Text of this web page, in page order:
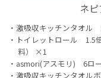
ネ
激吸収キッチンタオル
トイレットロール 1.5
料） ×1
asmori(アスモリ) 6ロ
激吸収キッチンタオ